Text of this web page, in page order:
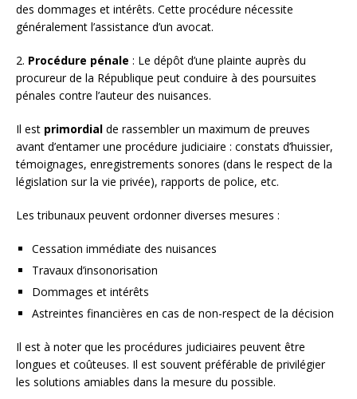
des dommages et intérêts. Cette procédure nécessite
généralement l’assistance d’un avocat.
2. Procédure pénale : Le dépôt d’une plainte auprès du
procureur de la République peut conduire à des poursuites
pénales contre l’auteur des nuisances.
Il est primordial de rassembler un maximum de preuves
avant d’entamer une procédure judiciaire : constats d’huissier,
témoignages, enregistrements sonores (dans le respect de la
législation sur la vie privée), rapports de police, etc.
Les tribunaux peuvent ordonner diverses mesures :
Cessation immédiate des nuisances
Travaux d’insonorisation
Dommages et intérêts
Astreintes financières en cas de non-respect de la décision
Il est à noter que les procédures judiciaires peuvent être
longues et coûteuses. Il est souvent préférable de privilégier
les solutions amiables dans la mesure du possible.